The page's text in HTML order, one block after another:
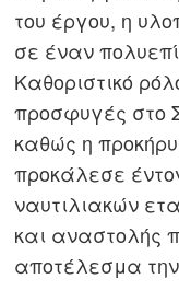
του έργου, η
σε έναν
Καθοριστικό
προσφυγές στο
καθώς η
προκάλεσε
ναυτιλιακών
και αναστολής
αποτέλεσμα